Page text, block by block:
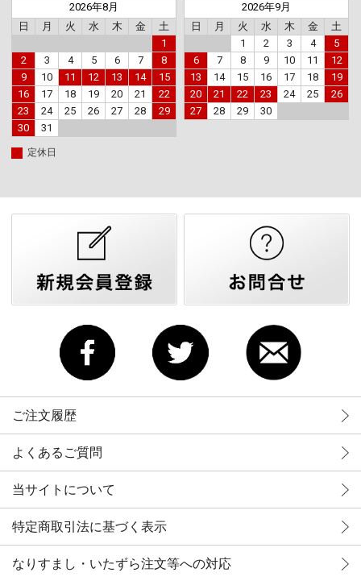
2026年8月
日
月 火 水 木 金
土
1
2
3 4 5 6 7
8
9
10 11 12 13 14
15
16
17 18 19 20 21
22
23
24 25 26 27 28
29
30
31
2026年9月
日
月 火 水 木 金
土
1
2 3 4
5
6
7 8 9 10 11
12
13
14 15 16 17 18
19
20
21 22 23 24 25
26
27
28 29 30
定休日
ご注文履歴
よくあるご質問
当サイトについて
特定商取引法に基づく表示
なりすまし・いたずら注文等への対応